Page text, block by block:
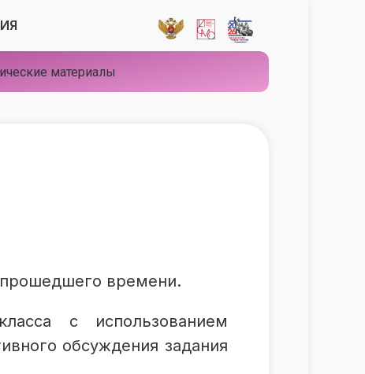
материалы
времени.
с использованием
обсуждения задания